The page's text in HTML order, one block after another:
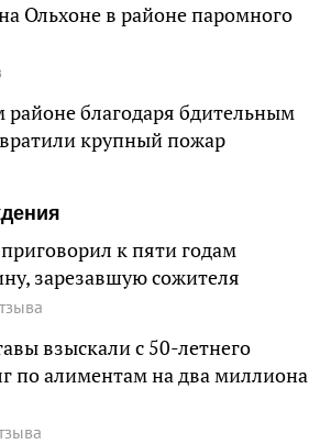
Ольхоне в районе паромного
районе благодаря бдительным
крупный пожар
к пяти годам
зарезавшую сожителя
взыскали с 50-летнего
по алиментам на два миллиона